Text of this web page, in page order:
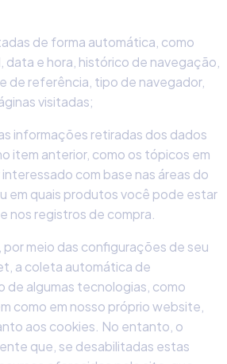
de forma automática, como
data e hora, histórico de navegação,
de referência, tipo de navegador,
visitadas;
informações retiradas dos dados
item anterior, como os tópicos em
com base nas áreas do
em quais produtos você pode estar
nos registros de compra.
por meio das configurações de seu
a coleta automática de
de algumas tecnologias, como
como em nosso próprio website,
aos cookies. No entanto, o
que, se desabilitadas estas